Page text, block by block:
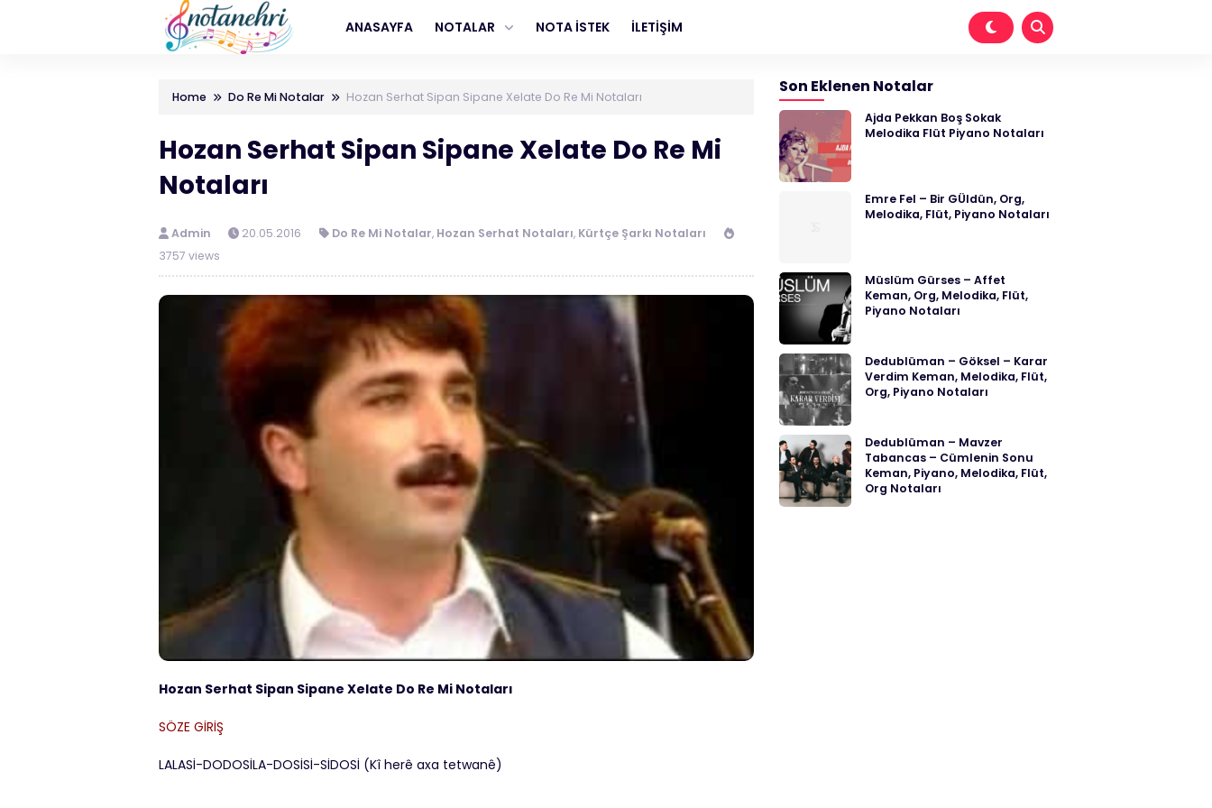
ANASAYFA NOTALAR NOTA İSTEK İLETİŞİM
Home Do Re Mi Notalar Hozan Serhat Sipan Sipane Xelate Do Re Mi Notaları
Hozan Serhat Sipan Sipane Xelate Do Re Mi
Notaları
Admin 20.05.2016 Do Re Mi Notalar, Hozan Serhat Notaları, Kürtçe Şarkı Notaları
3757 views
Hozan Serhat Sipan Sipane Xelate Do Re Mi Notaları
SÖZE GİRİŞ
LALASİ-DODOSİLA-DOSİSİ-SİDOSİ (Kî herê axa tetwanê)
Son Eklenen Notalar
Ajda Pekkan Boş Sokak
Melodika Flüt Piyano Notaları
Emre Fel – Bir GÜldün, Org,
Melodika, Flüt, Piyano Notaları
Müslüm Gürses – Affet
Keman, Org, Melodika, Flüt,
Piyano Notaları
Dedublüman – Göksel – Karar
Verdim Keman, Melodika, Flüt,
Org, Piyano Notaları
Dedublüman – Mavzer
Tabancas – Cümlenin Sonu
Keman, Piyano, Melodika, Flüt,
Org Notaları